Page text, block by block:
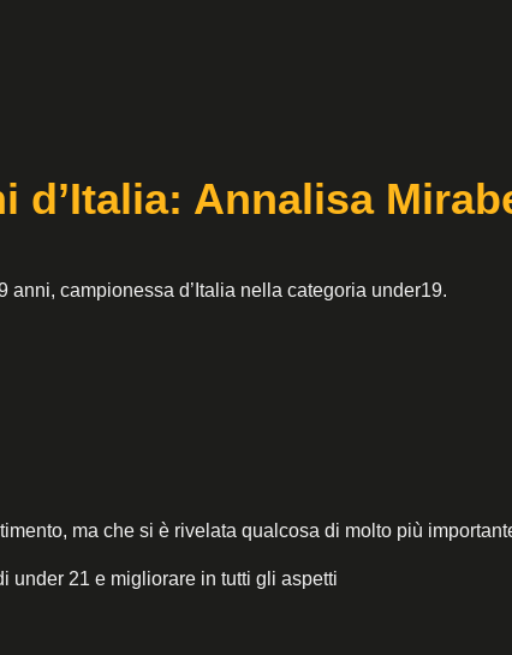
d’Italia: Annalisa
campionessa d’Italia nella categoria under19.
ma che si è rivelata qualcosa di molto più
under 21 e migliorare in tutti gli aspetti